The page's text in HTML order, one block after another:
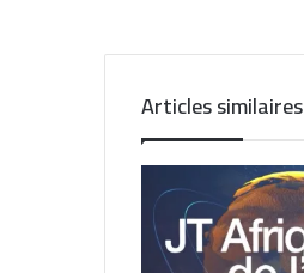
Articles similaires